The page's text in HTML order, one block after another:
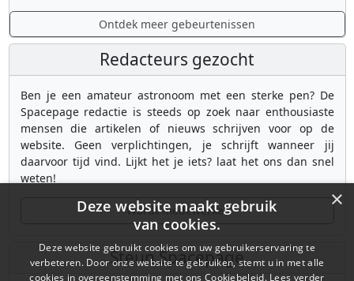
Ontdek meer gebeurtenissen
Redacteurs gezocht
Ben je een amateur astronoom met een sterke pen? De
Spacepage redactie is steeds op zoek naar enthousiaste
mensen die artikelen of nieuws schrijven voor op de
website. Geen verplichtingen, je schrijft wanneer jij
daarvoor tijd vind. Lijkt het je iets? laat het ons dan snel
weten!
Wordt medewerker
Steun Spacepage
×
Deze website maakt gebruik
van cookies.
Deze website gebruikt cookies om uw gebruikerservaring te
verbeteren. Door onze website te gebruiken, stemt u in met alle
cookies in overeenstemming met ons Cookiebeleid. Lees verder